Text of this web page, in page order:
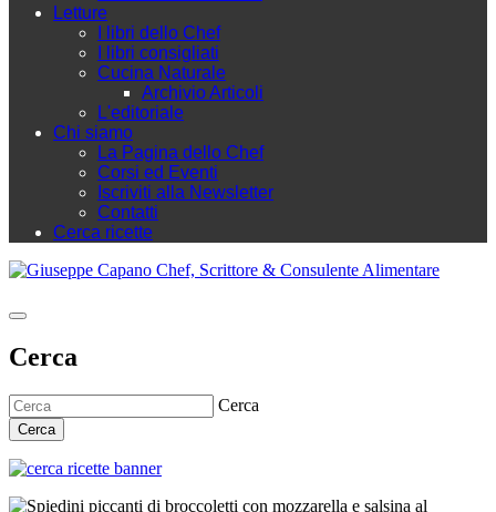
Letture
I libri dello Chef
I libri consigliati
Cucina Naturale
Archivio Articoli
L'editoriale
Chi siamo
La Pagina dello Chef
Corsi ed Eventi
Iscriviti alla Newsletter
Contatti
Cerca ricette
Cerca
Cerca
Cerca